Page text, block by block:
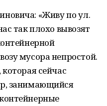
«Живу по ул.
так плохо вывозят
мусора непростой.
сейчас
занимающийся